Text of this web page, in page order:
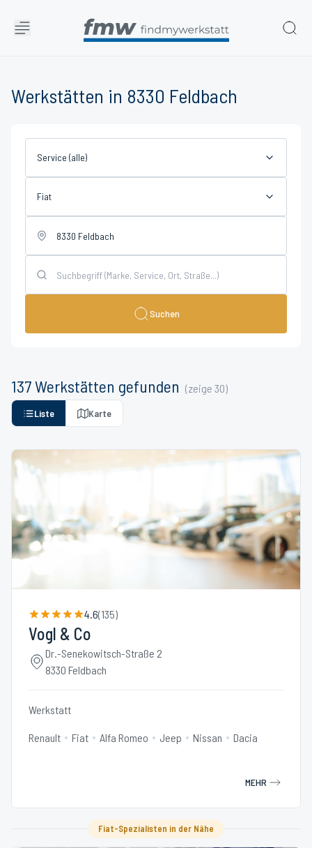
Werkstätten in 8330 Feldbach
Service (alle)
Fiat
Suchen
137Werkstätten gefunden (zeige 30)
Liste Karte
4.6(135)
Vogl & Co
Dr.-Senekowitsch-Straße 2
8330 Feldbach
Werkstatt
Renault Fiat Alfa Romeo Jeep Nissan Dacia
MEHR
Fiat-Spezialisten in der Nähe